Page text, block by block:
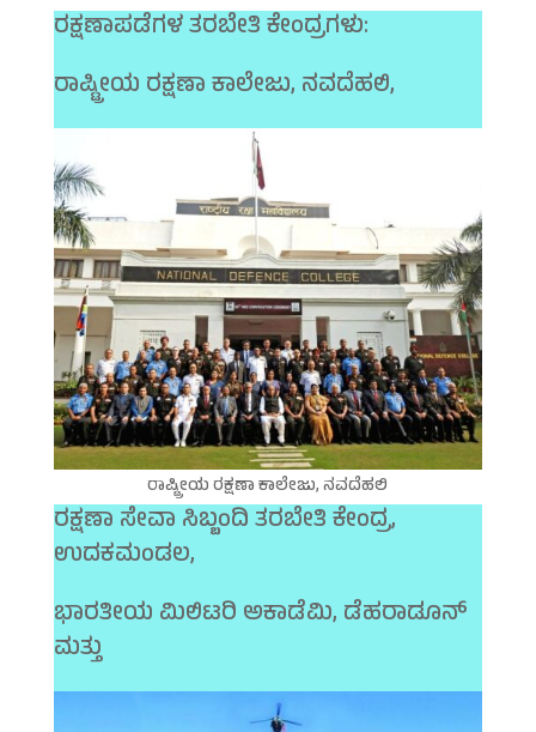
ರಕ್ಷಣಾಪಡೆಗಳ ತರಬೇತಿ ಕೇಂದ್ರಗಳು:
ರಾಷ್ಟ್ರೀಯ ರಕ್ಷಣಾ ಕಾಲೇಜು, ನವದೆಹಲಿ,
ರಾಷ್ಟ್ರೀಯ ರಕ್ಷಣಾ ಕಾಲೇಜು, ನವದೆಹಲಿ
ರಕ್ಷಣಾ ಸೇವಾ ಸಿಬ್ಬಂದಿ ತರಬೇತಿ ಕೇಂದ್ರ,
ಉದಕಮಂಡಲ,
ಭಾರತೀಯ ಮಿಲಿಟರಿ ಅಕಾಡೆಮಿ, ಡೆಹರಾಡೂನ್
ಮತ್ತು